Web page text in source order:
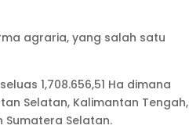
agraria, yang salah satu
1,708.656,51 Ha dimana
Selatan, Kalimantan Tengah,
Sumatera Selatan.